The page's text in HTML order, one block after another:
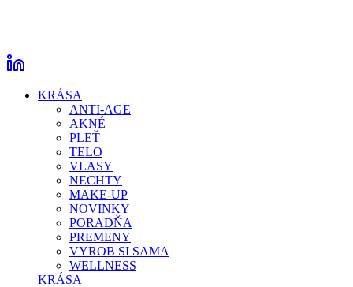
KRÁSA
ANTI-AGE
AKNÉ
PLEŤ
TELO
VLASY
NECHTY
MAKE-UP
NOVINKY
PORADŇA
PREMENY
VYROB SI SAMA
WELLNESS
KRÁSA